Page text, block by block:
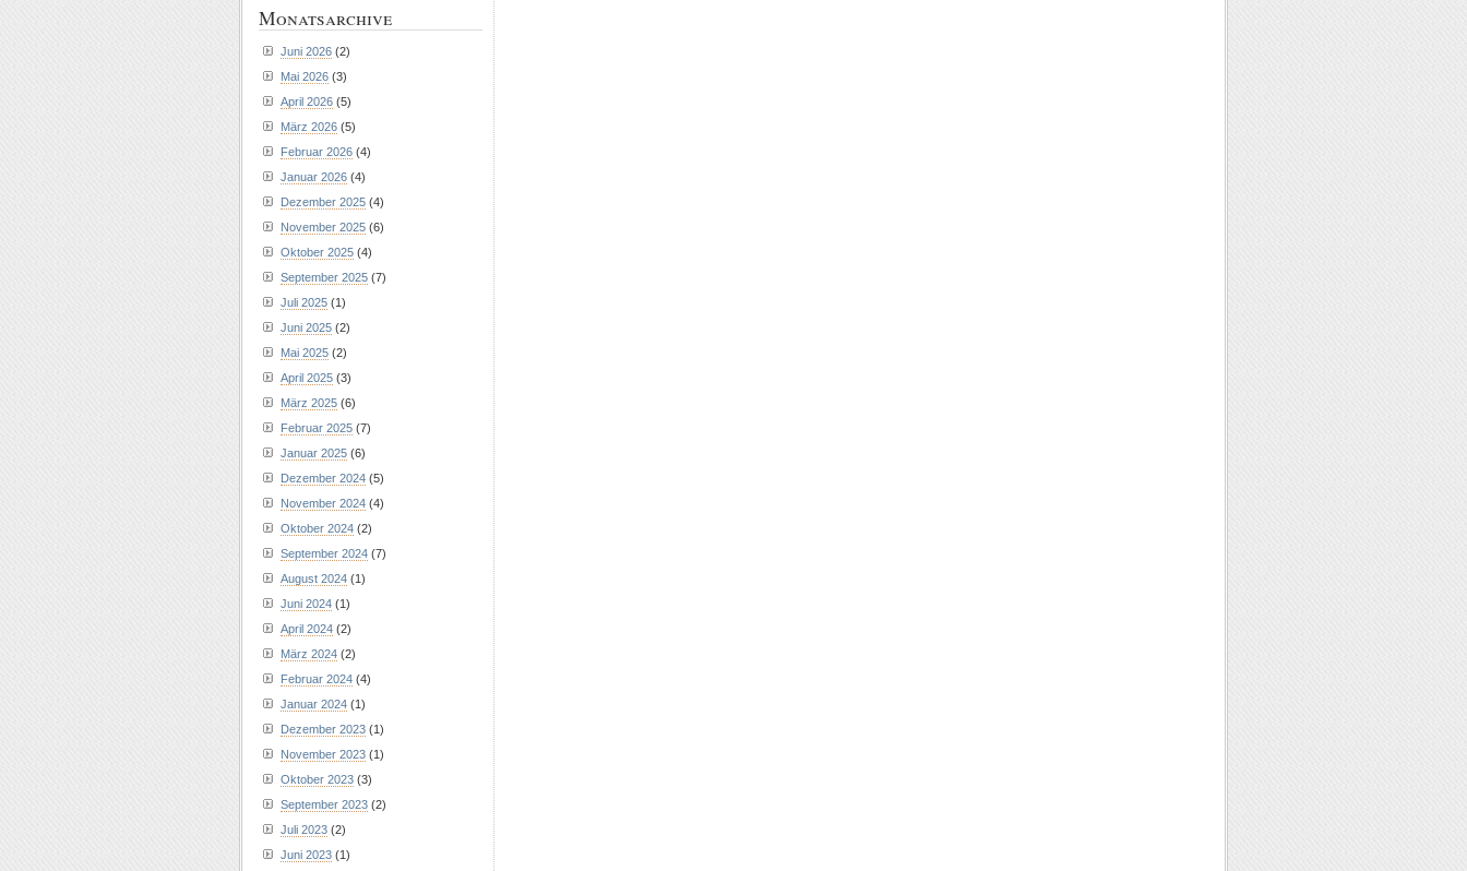
Monatsarchive
Juni 2026 (2)
Mai 2026 (3)
April 2026 (5)
März 2026 (5)
Februar 2026 (4)
Januar 2026 (4)
Dezember 2025 (4)
November 2025 (6)
Oktober 2025 (4)
September 2025 (7)
Juli 2025 (1)
Juni 2025 (2)
Mai 2025 (2)
April 2025 (3)
März 2025 (6)
Februar 2025 (7)
Januar 2025 (6)
Dezember 2024 (5)
November 2024 (4)
Oktober 2024 (2)
September 2024 (7)
August 2024 (1)
Juni 2024 (1)
April 2024 (2)
März 2024 (2)
Februar 2024 (4)
Januar 2024 (1)
Dezember 2023 (1)
November 2023 (1)
Oktober 2023 (3)
September 2023 (2)
Juli 2023 (2)
Juni 2023 (1)